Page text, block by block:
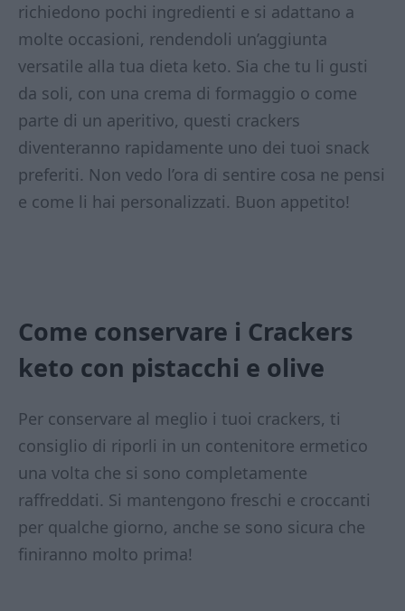
richiedono pochi ingredienti e si adattano a
molte occasioni, rendendoli un’aggiunta
versatile alla tua dieta keto. Sia che tu li gusti
da soli, con una crema di formaggio o come
parte di un aperitivo, questi crackers
diventeranno rapidamente uno dei tuoi snack
preferiti. Non vedo l’ora di sentire cosa ne pensi
e come li hai personalizzati. Buon appetito!
Come conservare i Crackers
keto con pistacchi e olive
Per conservare al meglio i tuoi crackers, ti
consiglio di riporli in un contenitore ermetico
una volta che si sono completamente
raffreddati. Si mantengono freschi e croccanti
per qualche giorno, anche se sono sicura che
finiranno molto prima!